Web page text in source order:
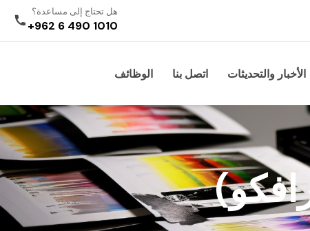
هل تحتاج إلى مساعدة؟
+962 6 490 1010
الأخبار والتحديثات اتصل بنا الوظائف